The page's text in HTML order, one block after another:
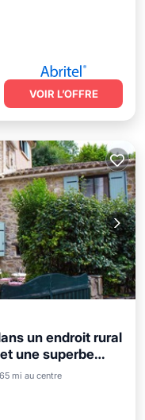
VOIR L’OFFRE
un endroit rural
une superbe
mi au centre
Piscine